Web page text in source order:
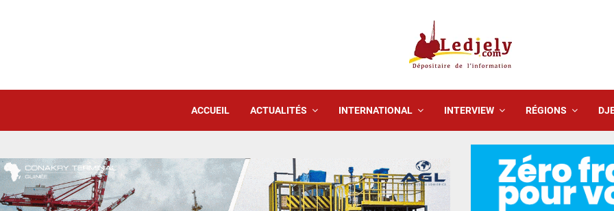
ACCUEIL ACTUALITÉS INTERNATIONAL INTERVIEW RÉGIONS